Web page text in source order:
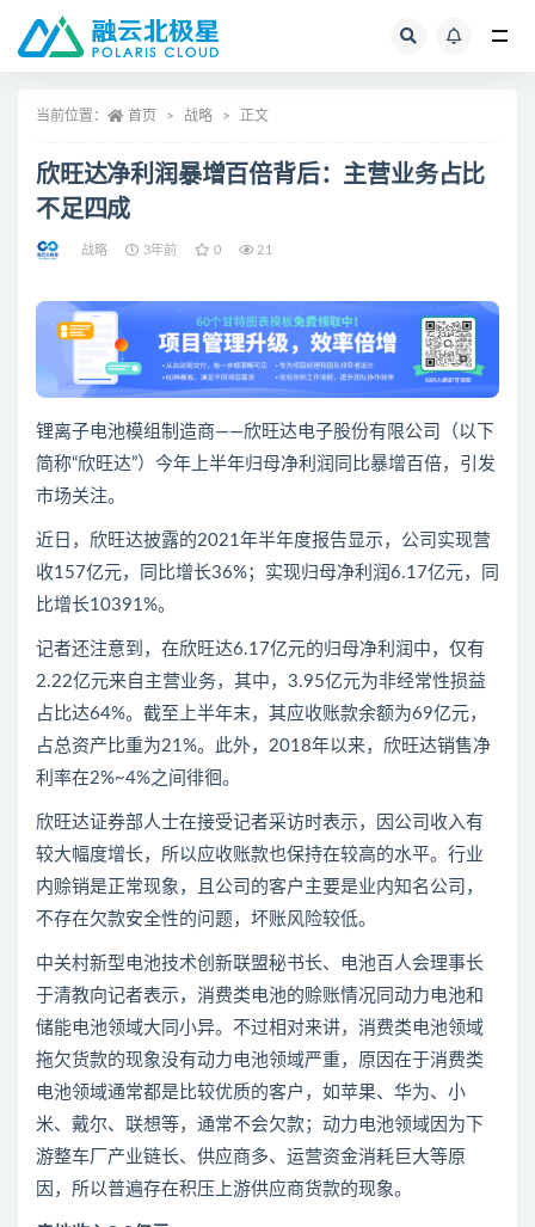
当前位置： 首页 战略 正文
欣旺达净利润暴增百倍背后：主营业务占比
不足四成
战略 3年前 0 21
锂离子电池模组制造商——欣旺达电子股份有限公司（以下
简称“欣旺达”）今年上半年归母净利润同比暴增百倍，引发
市场关注。
近日，欣旺达披露的2021年半年度报告显示，公司实现营
收157亿元，同比增长36%；实现归母净利润6.17亿元，同
比增长10391%。
记者还注意到，在欣旺达6.17亿元的归母净利润中，仅有
2.22亿元来自主营业务，其中，3.95亿元为非经常性损益
占比达64%。截至上半年末，其应收账款余额为69亿元，
占总资产比重为21%。此外，2018年以来，欣旺达销售净
利率在2%~4%之间徘徊。
欣旺达证券部人士在接受记者采访时表示，因公司收入有
较大幅度增长，所以应收账款也保持在较高的水平。行业
内赊销是正常现象，且公司的客户主要是业内知名公司，
不存在欠款安全性的问题，坏账风险较低。
中关村新型电池技术创新联盟秘书长、电池百人会理事长
于清教向记者表示，消费类电池的赊账情况同动力电池和
储能电池领域大同小异。不过相对来讲，消费类电池领域
拖欠货款的现象没有动力电池领域严重，原因在于消费类
电池领域通常都是比较优质的客户，如苹果、华为、小
米、戴尔、联想等，通常不会欠款；动力电池领域因为下
游整车厂产业链长、供应商多、运营资金消耗巨大等原
因，所以普遍存在积压上游供应商货款的现象。